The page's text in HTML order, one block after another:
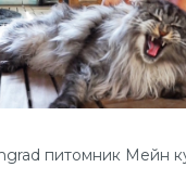
питомник Мейн